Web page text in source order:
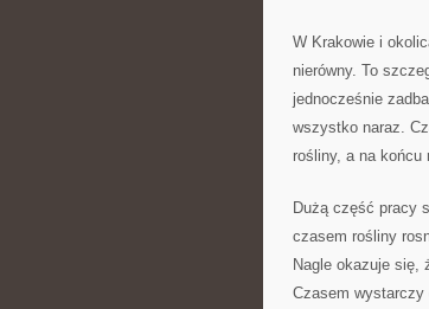
W Krakowie i
nierówny. To
jednocześnie
wszystko naraz.
rośliny, a na końcu
Dużą część pracy
czasem rośliny
Nagle okazuje się,
Czasem wystarczy